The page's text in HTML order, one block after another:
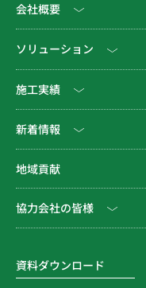
会社概要
社長挨拶
会社沿革
拠点一覧
企業倫理規定
品質方針
ソリューション
公共工事
住宅関連
各種連携
災害時対応等
施工実績
土木
建築（民間）
新着情報
NEWS & EVENT
メディア掲載
地域貢献
協力会社の皆様
資料ダウンロード